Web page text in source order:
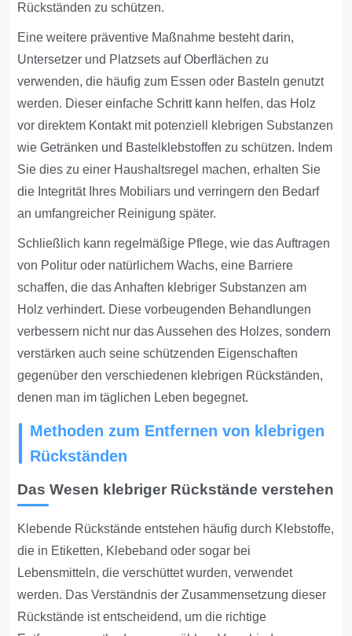
Rückständen zu schützen.
Eine weitere präventive Maßnahme besteht darin,
Untersetzer und Platzsets auf Oberflächen zu
verwenden, die häufig zum Essen oder Basteln genutzt
werden. Dieser einfache Schritt kann helfen, das Holz
vor direktem Kontakt mit potenziell klebrigen Substanzen
wie Getränken und Bastelklebstoffen zu schützen. Indem
Sie dies zu einer Haushaltsregel machen, erhalten Sie
die Integrität Ihres Mobiliars und verringern den Bedarf
an umfangreicher Reinigung später.
Schließlich kann regelmäßige Pflege, wie das Auftragen
von Politur oder natürlichem Wachs, eine Barriere
schaffen, die das Anhaften klebriger Substanzen am
Holz verhindert. Diese vorbeugenden Behandlungen
verbessern nicht nur das Aussehen des Holzes, sondern
verstärken auch seine schützenden Eigenschaften
gegenüber den verschiedenen klebrigen Rückständen,
denen man im täglichen Leben begegnet.
Methoden zum Entfernen von klebrigen
Rückständen
Das Wesen klebriger Rückstände verstehen
Klebende Rückstände entstehen häufig durch Klebstoffe,
die in Etiketten, Klebeband oder sogar bei
Lebensmitteln, die verschüttet wurden, verwendet
werden. Das Verständnis der Zusammensetzung dieser
Rückstände ist entscheidend, um die richtige